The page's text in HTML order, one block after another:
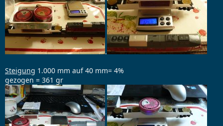
.
Steigung 1.000 mm auf 40 mm= 4%
gezogen = 361 gr